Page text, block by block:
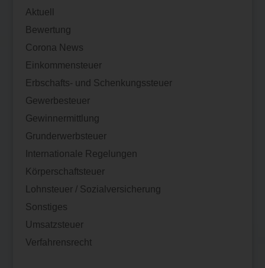
Aktuell
Bewertung
Corona News
Einkommensteuer
Erbschafts- und Schenkungssteuer
Gewerbesteuer
Gewinnermittlung
Grunderwerbsteuer
Internationale Regelungen
Körperschaftsteuer
Lohnsteuer / Sozialversicherung
Sonstiges
Umsatzsteuer
Verfahrensrecht